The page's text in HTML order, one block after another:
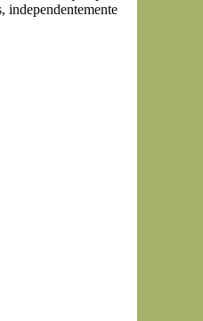
independentemente